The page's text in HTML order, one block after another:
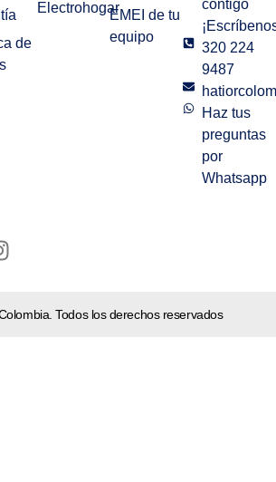
de
ElectrohogarEMEI de tu
equipo
contigo
320 224
9487
Haz tus
preguntas
por
Whatsapp
Todos los derechos reservados